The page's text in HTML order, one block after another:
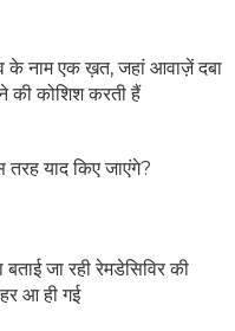
के नाम एक ख़त, जहां आवाज़ें दबा
की कोशिश करती हैं
तरह याद किए जाएंगे?
बताई जा रही रेमडेसिविर की
आ ही गई